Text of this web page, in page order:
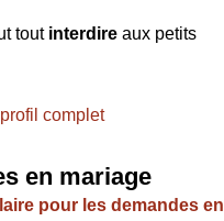
tout interdireaux petits
complet
en mariage
pour les demandes en